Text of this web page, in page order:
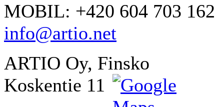
MOBIL: +420 604 703 162
info@artio.net
ARTIO Oy, Finsko
Koskentie 11